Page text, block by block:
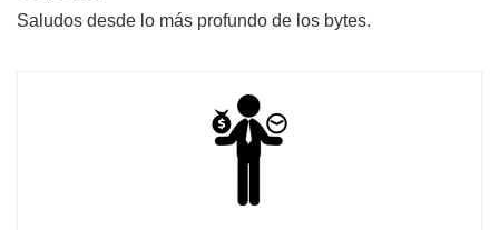
Saludos desde lo más profundo de los bytes.